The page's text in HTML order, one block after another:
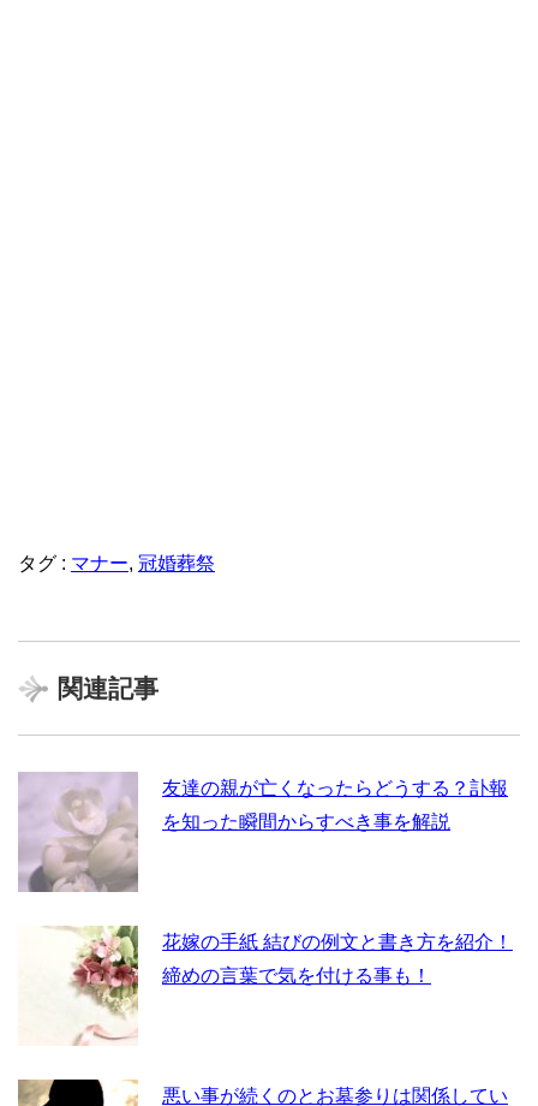
タグ : マナー, 冠婚葬祭
関連記事
友達の親が亡くなったらどうする？訃報
を知った瞬間からすべき事を解説
花嫁の手紙 結びの例文と書き方を紹介！
締めの言葉で気を付ける事も！
悪い事が続くのとお墓参りは関係してい